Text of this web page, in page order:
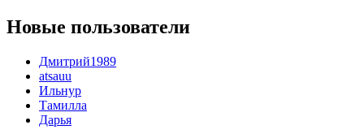
Новые пользователи
Дмитрий1989
atsauu
Ильнур
Тамилла
Дарья